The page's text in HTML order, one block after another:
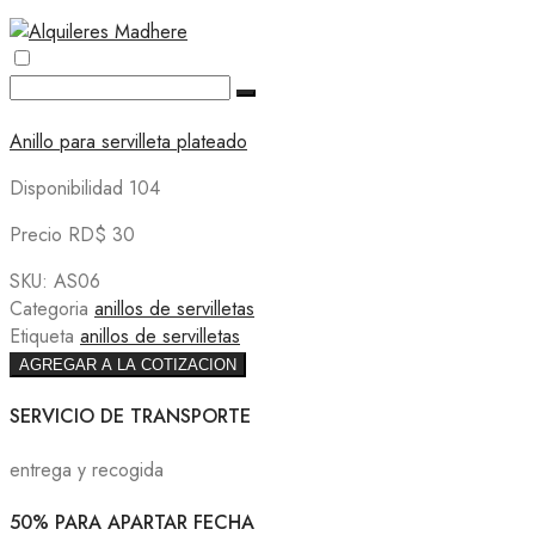
Anillo para servilleta plateado
Disponibilidad 104
Precio RD$ 30
SKU: AS06
Categoria anillos de servilletas
Etiqueta anillos de servilletas
AGREGAR A LA COTIZACION
SERVICIO DE TRANSPORTE
entrega y recogida
50% PARA APARTAR FECHA